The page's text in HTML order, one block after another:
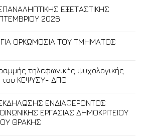
ΕΞΕΤΑΣΤΙΚΗΣ
2026
ΟΡΚΩΜΟΣΙΑ ΤΟΥ ΤΜΗΜΑΤΟΣ
τηλεφωνικής ψυχολογικής
του ΚΕΨΥΣΥ- ΔΠΘ
ΕΝΔΙΑΦΕΡΟΝΤΟΣ
ΕΡΓΑΣΙΑΣ ΔΗΜΟΚΡΙΤΕΙΟΥ
ΘΡΑΚΗΣ